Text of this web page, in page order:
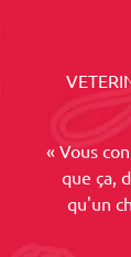
« Vous
que ça,
qu'un